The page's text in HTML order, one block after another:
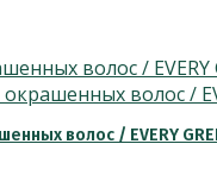
волос / EVERY